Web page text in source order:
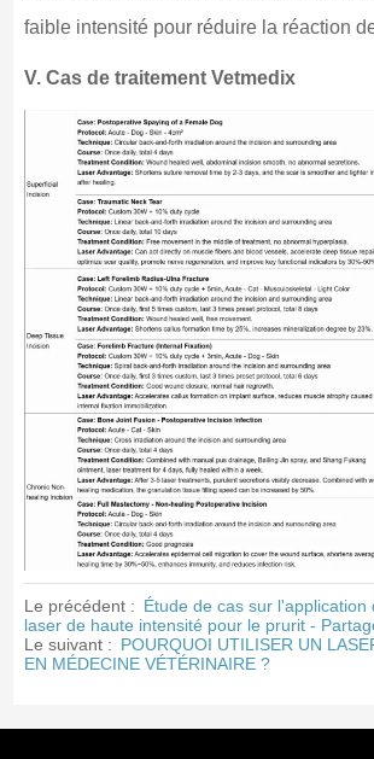
faible intensité pour réduire la réaction
V. Cas de traitement Vetmedix
Le précédent : Étude de cas sur l'application
laser de haute intensité pour le prurit -
Le suivant : POURQUOI UTILISER UN
EN MÉDECINE VÉTÉRINAIRE ?